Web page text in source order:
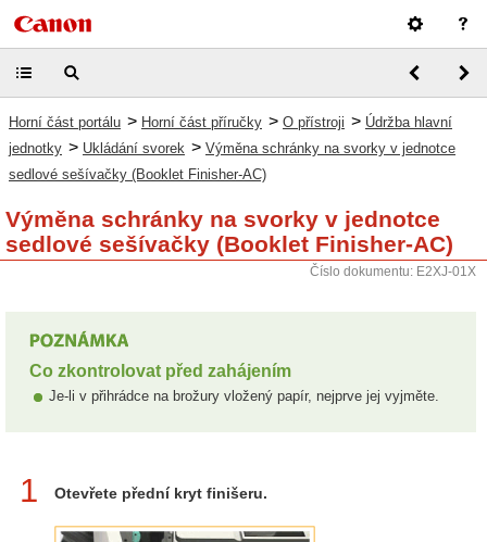
Horní část portálu > Horní část příručky > O přístroji > Údržba hlavní
jednotky > Ukládání svorek > Výměna schránky na svorky v jednotce
sedlové sešívačky (Booklet Finisher-AC)
Výměna schránky na svorky v jednotce
sedlové sešívačky (Booklet Finisher-AC)
Číslo dokumentu: E2XJ-01X
Co zkontrolovat před zahájením
Je-li v přihrádce na brožury vložený papír, nejprve jej vyjměte.
1 Otevřete přední kryt finišeru.